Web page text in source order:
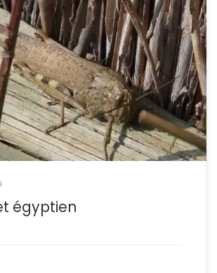
taille respectable, ce sont ses yeux que l’on
rayures verticales. Anacridium ægyptium
: Insecte Orthoptère Famille des
: Anacridium = sauterelle et ægyptium =
: Taille : le plus grand criquet d’Europe : 35
à 65 mm pour la […]
égyptien